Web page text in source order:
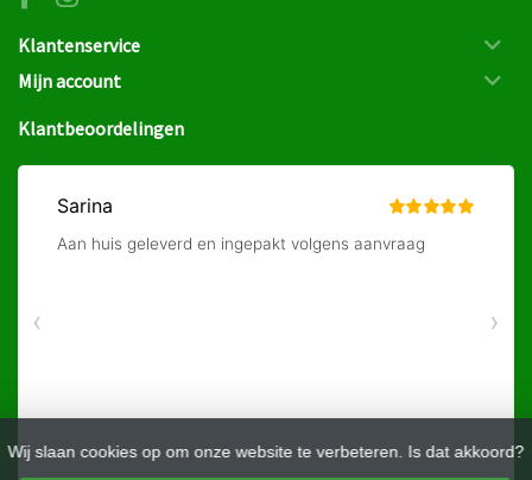
Wij slaan cookies op om onze website te verbeteren. Is dat akkoord?
Klantenservice
Mijn account
Klantbeoordelingen